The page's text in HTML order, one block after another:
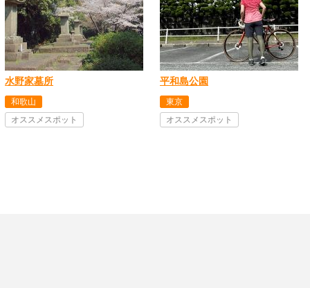
水野家墓所
和歌山
オススメスポット
平和島公園
東京
オススメスポット